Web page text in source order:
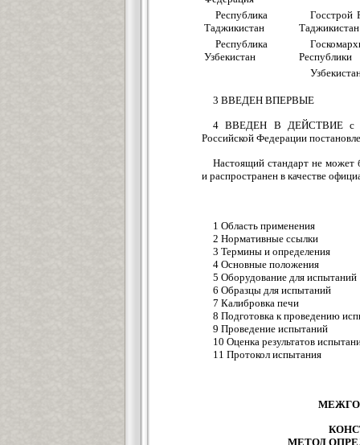
Республика
Таджикистан
Госстрой
Таджикистан
Республика
Узбекистан
Республики
3 ВВЕДЕН ВПЕРВЫЕ
4 ВВЕДЕН В ДЕЙСТВИЕ с 1
Российской Федерации
Настоящий стандарт не может
и распространен в качестве
1 Область применения
2 Нормативные ссылки
3 Термины и определения
4 Основные положения
5 Оборудование для испытаний
6 Образцы для испытаний
7 Калибровка печи
8 Подготовка к проведению
9 Проведение испытаний
10 Оценка результатов
11 Протокол испытания
МЕТОД